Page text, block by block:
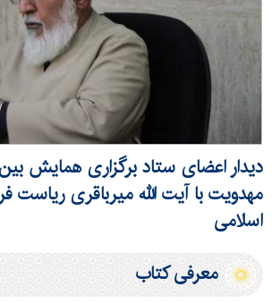
دیدار اعضای ستاد برگزاری همایش
مهدویت با آیت الله میرباقری ریاست
اسلامی
معرفی کتاب